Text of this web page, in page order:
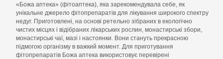
«Божа аптека» (фітоаптека), яка зарекомендувала себе, як
унікальне джерело фітопрепаратів для лікування широкого спектру
недуг. Приготовлені, на основі ретельно зібраних в екологічно
чистих місцях і відібраних лікарських рослин, монастирські збори,
монастирські чаї, мазі і настоянки. Вони стануть прекрасною
підмогою організму в важкий момент. Для приготування
фітопрепаратів Божа аптека використовує перевірені